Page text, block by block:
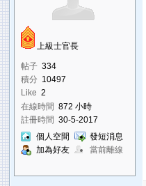
上級士官長
帖子 334
積分 10497
Like 2
在線時間 872 小時
註冊時間 30-5-2017
個人空間
發短消息
加為好友
當前離線